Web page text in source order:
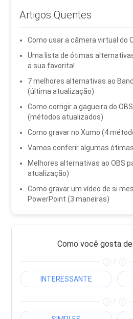
Artigos Quentes
Como usar a câmera virtual do
Uma lista de ótimas
a sua favorita!
7 melhores alternativas ao
(última atualização)
Como corrigir a gagueira do
(métodos atualizados)
Como gravar no Xumo (4
Vamos conferir algumas
Melhores alternativas ao OBS
atualização)
Como gravar um vídeo de si
PowerPoint (3 maneiras)
Como você gosta
/
INTERESSANTE
/